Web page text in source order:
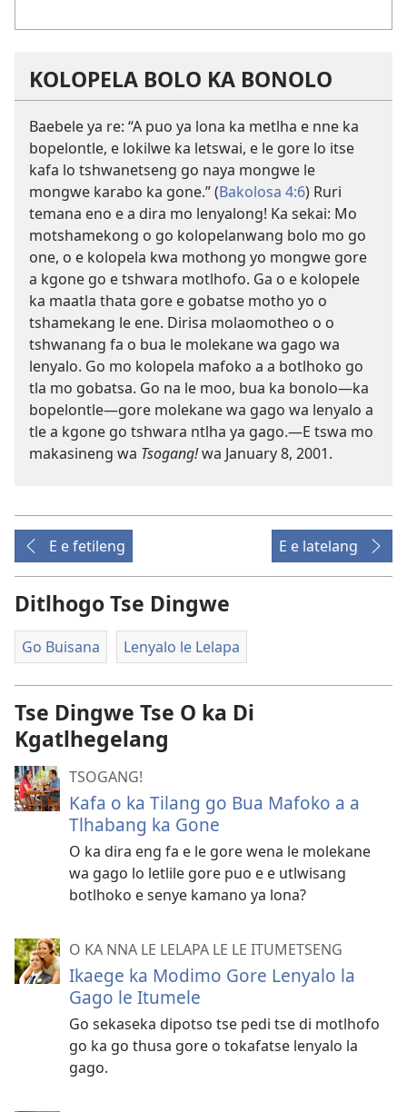
KOLOPELA BOLO KA BONOLO
Baebele ya re: “A puo ya lona ka metlha e nne ka
bopelontle, e lokilwe ka letswai, e le gore lo itse
kafa lo tshwanetseng go naya mongwe le
mongwe karabo ka gone.” (Bakolosa 4:6) Ruri
temana eno e a dira mo lenyalong! Ka sekai: Mo
motshamekong o go kolopelanwang bolo mo go
one, o e kolopela kwa mothong yo mongwe gore
a kgone go e tshwara motlhofo. Ga o e kolopele
ka maatla thata gore e gobatse motho yo o
tshamekang le ene. Dirisa molaomotheo o o
tshwanang fa o bua le molekane wa gago wa
lenyalo. Go mo kolopela mafoko a a botlhoko go
tla mo gobatsa. Go na le moo, bua ka bonolo—ka
bopelontle—gore molekane wa gago wa lenyalo a
tle a kgone go tshwara ntlha ya gago.—E tswa mo
makasineng wa Tsogang!wa January 8, 2001.
E e fetileng E e latelang
Ditlhogo Tse Dingwe
Go Buisana Lenyalo le Lelapa
Tse Dingwe Tse O ka Di
Kgatlhegelang
TSOGANG!
Kafa o ka Tilang go Bua Mafoko a a
Tlhabang ka Gone
O ka dira eng fa e le gore wena le molekane
wa gago lo letlile gore puo e e utlwisang
botlhoko e senye kamano ya lona?
O KA NNA LE LELAPA LE LE ITUMETSENG
Ikaege ka Modimo Gore Lenyalo la
Gago le Itumele
Go sekaseka dipotso tse pedi tse di motlhofo
go ka go thusa gore o tokafatse lenyalo la
gago.